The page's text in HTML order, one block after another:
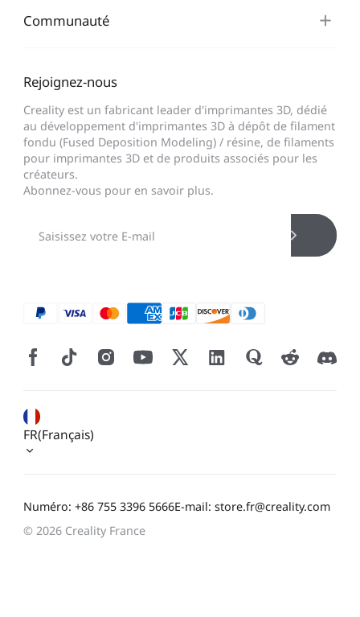
Communauté
Rejoignez-nous
Creality est un fabricant leader d'imprimantes 3D, dédié
au développement d'imprimantes 3D à dépôt de filament
fondu (Fused Deposition Modeling) / résine, de filaments
pour imprimantes 3D et de produits associés pour les
créateurs.
Abonnez-vous pour en savoir plus.
Numéro: +86 755 3396 5666E-mail: store.fr@creality.com
FR(Français)
© 2026 Creality France